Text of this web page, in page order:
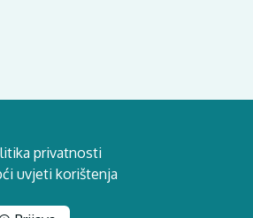
privatnosti
uvjeti korištenja